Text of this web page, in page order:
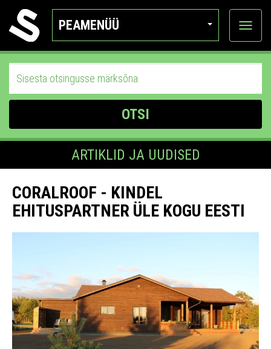
PEAMENÜÜ
Ava
OTSI
ARTIKLID JA UUDISED
CORALROOF - KINDEL
EHITUSPARTNER ÜLE KOGU EESTI